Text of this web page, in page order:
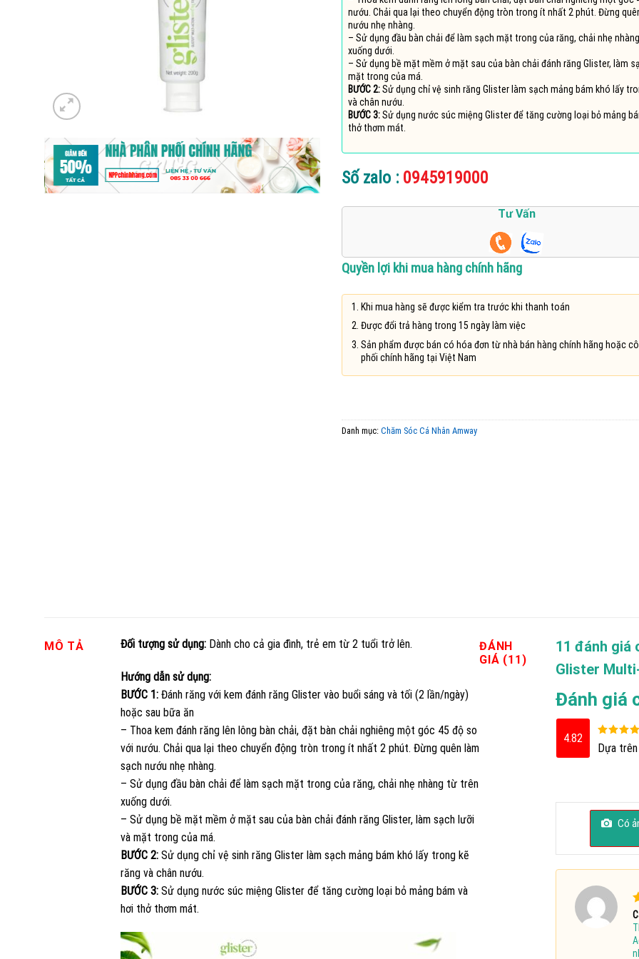
nướu. Chải qua lại theo chuyển động tròn trong ít nhất 2 phút. Đừng
nướu nhẹ nhàng.
– Sử dụng đầu bàn chải để làm sạch mặt trong của răng, chải nhẹ
xuống dưới.
– Sử dụng bề mặt mềm ở mặt sau của bàn chải đánh răng Glister, làm
mặt trong của má.
BƯỚC 2:Sử dụng chỉ vệ sinh răng Glister làm sạch mảng bám khó lấy
và chân nướu.
BƯỚC 3:Sử dụng nước súc miệng Glister để tăng cường loại bỏ mảng
thở thơm mát.
Số zalo :0945919000
Tư Vấn
Quyền lợi khi mua hàng chính hãng
Khi mua hàng sẽ được kiểm tra trước khi thanh toán
Được đổi trả hàng trong 15 ngày làm việc
Sản phẩm được bán có hóa đơn từ nhà bán hàng chính hãng hoặc
phối chính hãng tại Việt Nam
Danh mục: Chăm Sóc Cá Nhân Amway
MÔ TẢ Đối tượng sử dụng:Dành cho cả gia đình, trẻ em từ 2 tuổi trở lên.
Hướng dẫn sử dụng:
BƯỚC 1:Đánh răng với kem đánh răng Glister vào buổi sáng và tối (2 lần/ngày)
hoặc sau bữa ăn
– Thoa kem đánh răng lên lông bàn chải, đặt bàn chải nghiêng một góc 45 độ so
với nướu. Chải qua lại theo chuyển động tròn trong ít nhất 2 phút. Đừng quên làm
sạch nướu nhẹ nhàng.
– Sử dụng đầu bàn chải để làm sạch mặt trong của răng, chải nhẹ nhàng từ trên
xuống dưới.
– Sử dụng bề mặt mềm ở mặt sau của bàn chải đánh răng Glister, làm sạch lưỡi
và mặt trong của má.
BƯỚC 2:Sử dụng chỉ vệ sinh răng Glister làm sạch mảng bám khó lấy trong kẽ
răng và chân nướu.
BƯỚC 3:Sử dụng nước súc miệng Glister để tăng cường loại bỏ mảng bám và
hơi thở thơm mát.
ĐÁNH
GIÁ (11)
11 đánh giá
Glister
Đánh giá
4.82
Được xếp
hạng4.82
Dựa
Có